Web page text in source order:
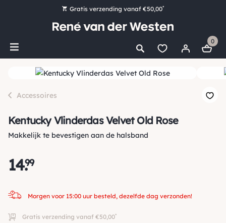
Gratis verzending vanaf €50,00*
Bestel nu, betaal later met Klarna
Ruim 16.000 artikelen op voorraad
0
Accessoires
Kentucky Vlinderdas Velvet Old Rose
Makkelijk te bevestigen aan de halsband
14.
99
Morgen voor 15:00 uur besteld, dezelfde dag verzonden!
Gratis verzending vanaf €50,00*